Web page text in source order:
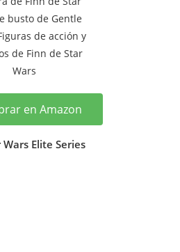
en Amazon
Elite Series